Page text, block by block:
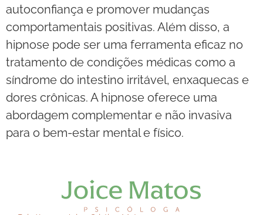
autoconfiança e promover mudanças
comportamentais positivas. Além disso, a
hipnose pode ser uma ferramenta eficaz no
tratamento de condições médicas como a
síndrome do intestino irritável, enxaquecas e
dores crônicas. A hipnose oferece uma
abordagem complementar e não invasiva
para o bem-estar mental e físico.